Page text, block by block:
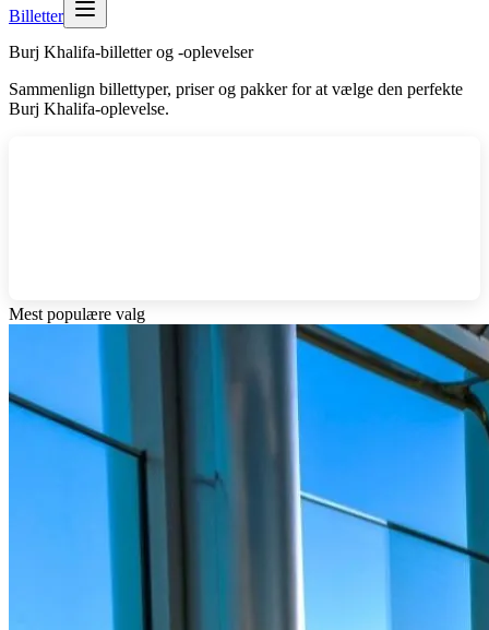
Billetter
Burj Khalifa-billetter og -oplevelser
Sammenlign billettyper, priser og pakker for at vælge den perfekte
Burj Khalifa-oplevelse.
Mest populære valg